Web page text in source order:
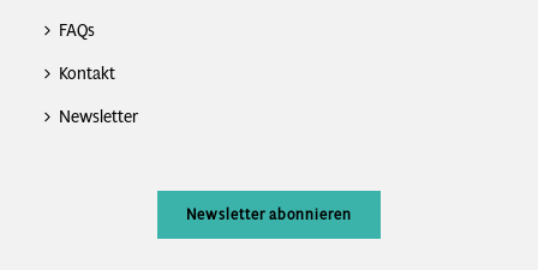
FAQs
Kontakt
Newsletter
Newsletter abonnieren